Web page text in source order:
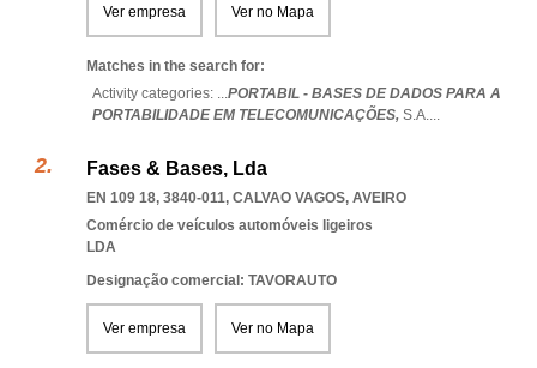
Ver empresa Ver no Mapa
Matches in the search for:
Activity categories: ...PORTABIL - BASES DE DADOS PARA A
PORTABILIDADE EM TELECOMUNICAÇÕES, S.A....
Fases & Bases, Lda
EN 109 18, 3840-011, CALVAO VAGOS, AVEIRO
Comércio de veículos automóveis ligeiros
LDA
Designação comercial: TAVORAUTO
Ver empresa Ver no Mapa